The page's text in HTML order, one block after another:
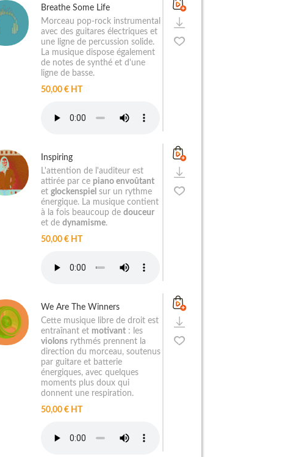
Breathe Some Life
Morceau pop-rock instrumental
avec des guitares électriques et
une ligne de percussion solide.
La musique dispose également
de notes de synthé et d'une
ligne de basse.
50,00 € HT
Inspiring
L'attention de l'auditeur est
attirée par ce piano envoûtant
et glockenspiel sur un rythme
énergique. La musique contient
à la fois beaucoup de douceur
et de dynamisme.
50,00 € HT
We Are The Winners
Cette musique libre de droit est
entraînant et motivant: les
violonsrythmés prennent la
direction du morceau, soutenus
par guitare et batterie
énergiques, avec quelques
moments plus doux qui
donnent une respiration.
50,00 € HT